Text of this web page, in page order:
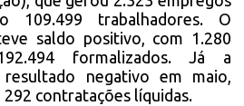
109.499 trabalhadores. O
saldo positivo, com 1.280
formalizados. Já a
resultado negativo em maio,
contratações líquidas.